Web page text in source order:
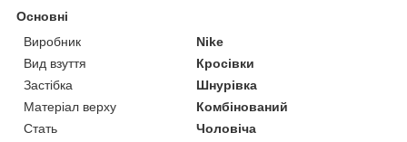
Основні
Виробник
Nike
Вид взуття
Кросівки
Застібка
Шнурівка
Матеріал верху
Комбінований
Стать
Чоловіча